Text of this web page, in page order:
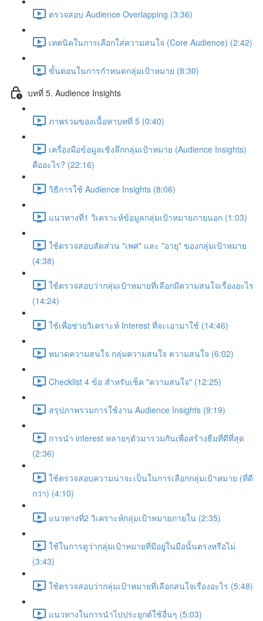
ตรวจสอบ Audience Overlapping (3:36)
เทคนิคในการเลือกใส่ความสนใจ (Core Audience) (2:42)
ขั้นตอนในการกำหนดกลุ่มเป้าหมาย (8:30)
บทที่ 5. Audience Insights
ภาพรวมของเนื้อหาบทที่ 5 (0:40)
เครื่องมือข้อมูลเชิงลึกกลุ่มเป้าหมาย (Audience Insights)
คืออะไร? (22:16)
วิธีการใช้ Audience Insights (8:06)
แนวทางที่1 วิเคราะห์ข้อมูลกลุ่มเป้าหมายภายนอก (1:03)
ใช้ตรวจสอบสัดส่วน "เพศ" และ "อายุ" ของกลุ่มเป้าหมาย
(4:38)
ใช้ตรวจสอบว่ากลุ่มเป้าหมายที่เลือกมีความสนใจเรื่องอะไร
(14:24)
ใช้เพื่อช่วยวิเคราะห์ Interest ที่จะเอามาใช้ (14:46)
หมวดความสนใจ กลุ่มความสนใจ ความสนใจ (6:02)
Checklist 4 ข้อ สำหรับเช็ค "ความสนใจ" (12:25)
สรุปภาพรวมการใช้งาน Audience Insights (9:19)
การนำ interest หลายๆตัวมารวมกันเพื่อสร้างธีมที่ดีที่สุด
(2:36)
ใช้ตรวจสอบความน่าจะเป็นในการเลือกกลุ่มเป้าหมาย (ที่ดี
กว่า) (4:10)
แนวทางที่2 วิเคราะห์กลุ่มเป้าหมายภายใน (2:35)
ใช้ในการดูว่ากลุ่มเป้าหมายที่มีอยู่ในมือนั้นตรงหรือไม่
(3:43)
ใช้ตรวจสอบว่ากลุ่มเป้าหมายที่เลือกสนใจเรื่องอะไร (5:48)
แนวทางในการนำไปประยุกต์ใช้อื่นๆ (5:03)